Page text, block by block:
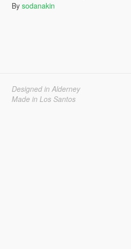
By sodanakin
Designed in Alderney
Made in Los Santos